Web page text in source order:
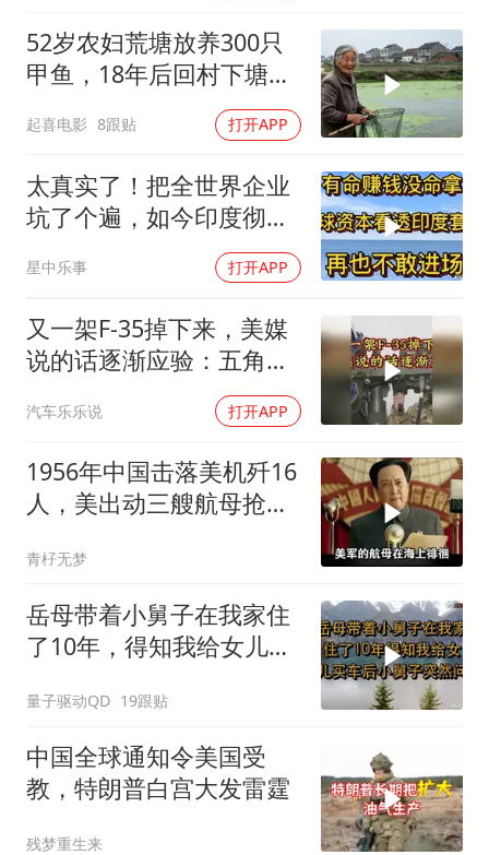
52岁农妇荒塘放养300只
甲鱼，18年后回村下塘瞬
起喜电影 8跟贴 打开APP
太真实了！把全世界企业
坑了个遍，如今印度彻底
星中乐事 打开APP
又一架F-35掉下来，美媒
说的话逐渐应验：五角大
汽车乐乐说 打开APP
1956年中国击落美机歼16
人，美出动三艘航母抢尸
青杍无梦
岳母带着小舅子在我家住
了10年，得知我给女儿买
量子驱动QD 19跟贴
中国全球通知令美国受
教，特朗普白宫大发雷霆
残梦重生来